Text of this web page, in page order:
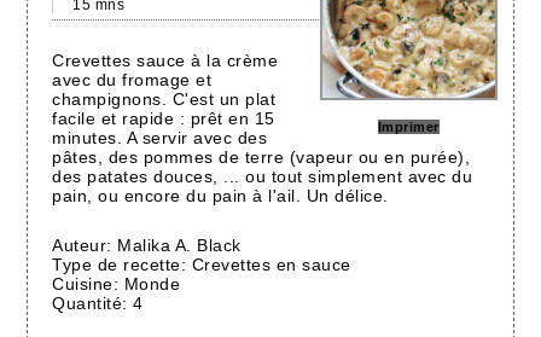
Imprimer
15 mns
Crevettes sauce à la crème
avec du fromage et
champignons. C'est un plat
facile et rapide : prêt en 15
minutes. A servir avec des
pâtes, des pommes de terre (vapeur ou en purée),
des patates douces, ... ou tout simplement avec du
pain, ou encore du pain à l'ail. Un délice.
Auteur: Malika A. Black
Type de recette: Crevettes en sauce
Cuisine: Monde
Quantité:4